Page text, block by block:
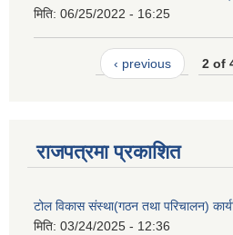
मिति: 06/25/2022 - 16:25
‹ previous 2 of
राजपत्रमा प्रकाशित
टोल विकास संस्था(गठन तथा परिचालन)
मिति: 03/24/2025 - 12:36